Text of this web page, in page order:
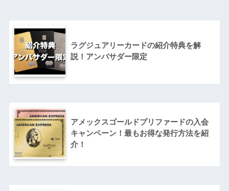
ラグジュアリーカードの紹介特典を解
説！アンバサダー限定
アメックスゴールドプリファードの入会
キャンペーン！最もお得な発行方法を紹
介！